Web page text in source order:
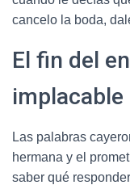
cancelo la boda,
El fin del
implacable
Las palabras
hermana y el
saber qué